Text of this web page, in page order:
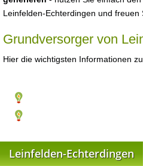
Leinfelden-Echterdingen und freuen
Grundversorger von
Hier die wichtigsten Informationen
Leinfelden-Echterdingen